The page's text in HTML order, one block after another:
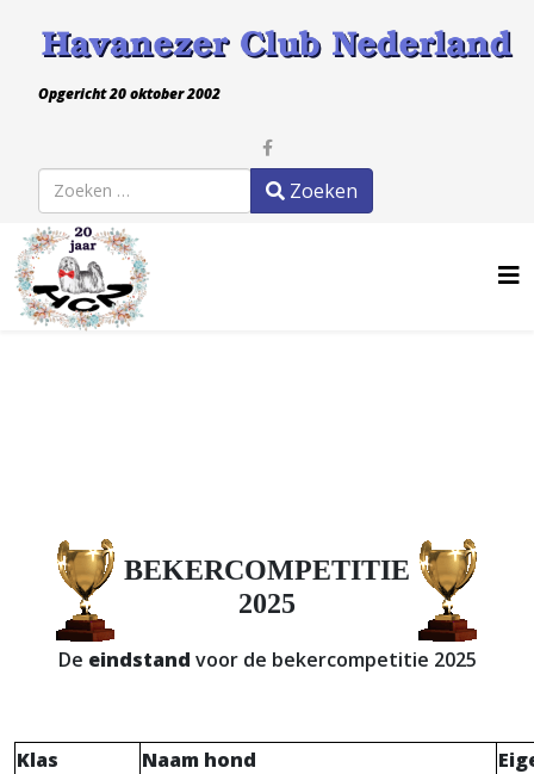
Opgericht 20 oktober 2002
Zoeken Zoeken
BEKERCOMPETITIE
2025
De eindstand voor de bekercompetitie 2025
Klas Naam hond